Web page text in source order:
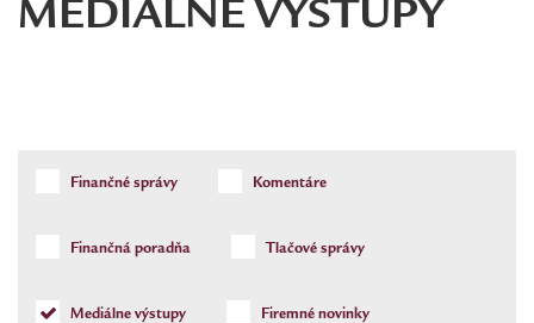
MEDIÁLNE VÝSTUPY
Finančné správy Komentáre
Finančná poradňa Tlačové správy
Mediálne výstupy Firemné novinky